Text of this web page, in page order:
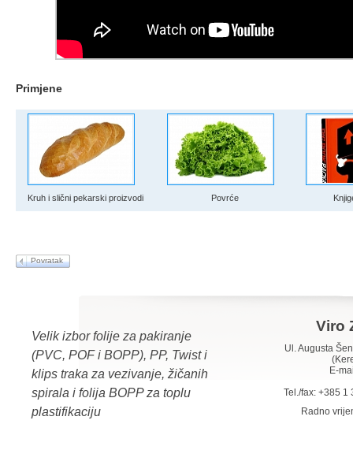
Primjene
Kruh i slični pekarski proizvodi Povrće
Povratak
Velik izbor folije za pakiranje
(PVC, POF i BOPP), PP, Twist i
klips traka za vezivanje, žičanih
spirala i folija BOPP za toplu
plastifikaciju
Viro
Ul. Augusta
E-
Tel./fax: +385 1
Radno